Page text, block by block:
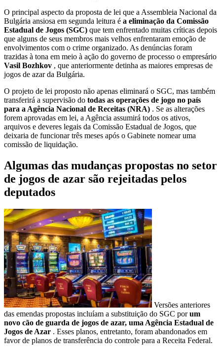
O principal aspecto da proposta de lei que a Assembleia Nacional da
Bulgária ansiosa em segunda leitura é a eliminação da Comissão
Estadual de Jogos (SGC) que tem enfrentado muitas críticas depois
que alguns de seus membros mais velhos enfrentaram emoção de
envolvimentos com o crime organizado. As denúncias foram
trazidas à tona em meio à ação do governo de processo o empresário
Vasil Bozhkov , que anteriormente detinha as maiores empresas de
jogos de azar da Bulgária.
O projeto de lei proposto não apenas eliminará o SGC, mas também
transferirá a supervisão do todas as operações de jogo no país
para a Agência Nacional de Receitas (NRA) . Se as alterações
forem aprovadas em lei, a Agência assumirá todos os ativos,
arquivos e deveres legais da Comissão Estadual de Jogos, que
deixaria de funcionar três meses após o Gabinete nomear uma
comissão de liquidação.
Algumas das mudanças propostas no setor
de jogos de azar são rejeitadas pelos
deputados
Versões anteriores
das emendas propostas incluíam a substituição do SGC porum
novo cão de guarda de jogos de azar, uma Agência Estadual de
Jogos de Azar . Esses planos, entretanto, foram abandonados em
favor de planos de transferência do controle para a Receita Federal.